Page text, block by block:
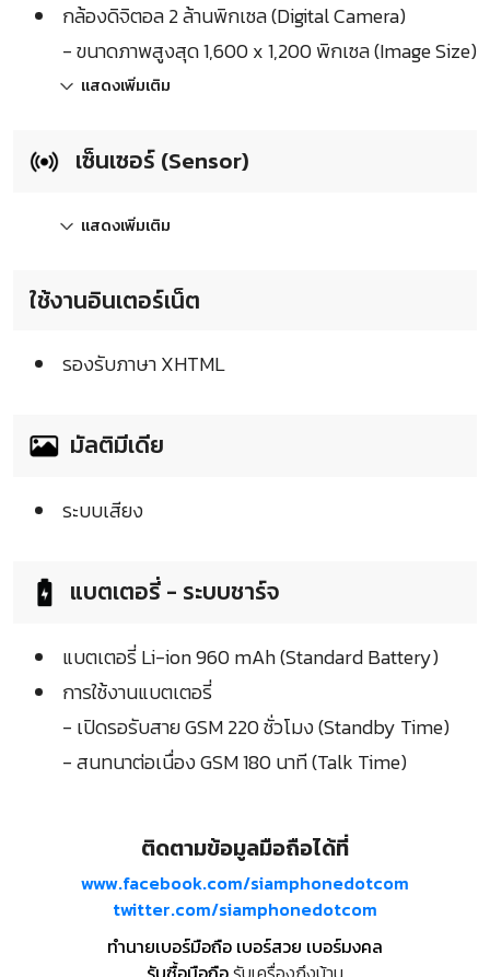
กล้องดิจิตอล 2 ล้านพิกเซล (Digital Camera)
- ขนาดภาพสูงสุด 1,600 x 1,200 พิกเซล (Image Size)
แสดงเพิ่มเติม
เซ็นเซอร์ (Sensor)
แสดงเพิ่มเติม
ใช้งานอินเตอร์เน็ต
รองรับภาษา XHTML
มัลติมีเดีย
ระบบเสียง
แบตเตอรี่ - ระบบชาร์จ
แบตเตอรี่ Li-ion 960 mAh (Standard Battery)
การใช้งานแบตเตอรี่
- เปิดรอรับสาย GSM 220 ชั่วโมง (Standby Time)
- สนทนาต่อเนื่อง GSM 180 นาที (Talk Time)
ติดตามข้อมูลมือถือได้ที่
www.facebook.com/siamphonedotcom
twitter.com/siamphonedotcom
ทำนายเบอร์มือถือ เบอร์สวย เบอร์มงคล